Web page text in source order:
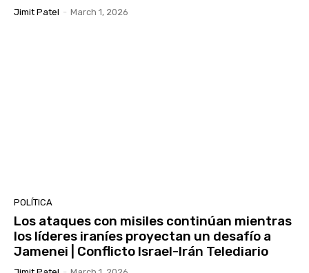
Jimit Patel - March 1, 2026
POLÍTICA
Los ataques con misiles continúan mientras
los líderes iraníes proyectan un desafío a
Jamenei | Conflicto Israel-Irán Telediario